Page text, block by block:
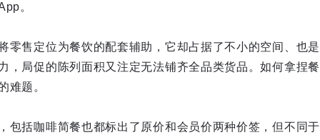
。
零售定位为餐饮的配套辅助，它却占据了不小的空间、也是
，局促的陈列面积又注定无法铺齐全品类货品。如何拿捏餐
难题。
包括咖啡简餐也都标出了原价和会员价两种价签，但不同于